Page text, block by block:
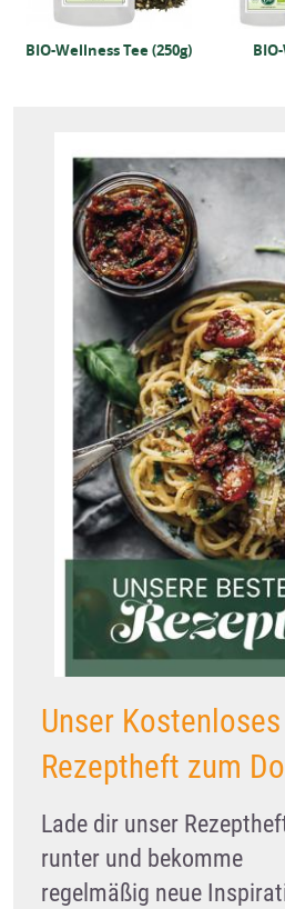
BIO-Wellness Tee (250g)
Unser Kostenloses
Rezeptheft zum
Lade dir unser
runter und bekomme
regelmäßig neue